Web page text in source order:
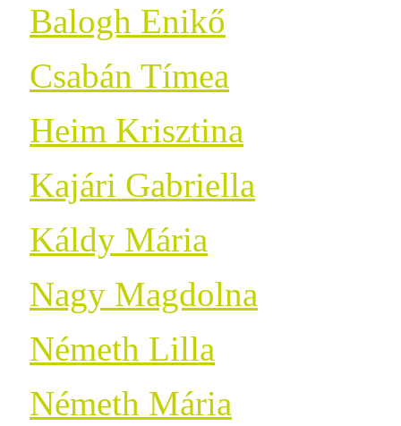
Balogh Enikő
Csabán Tímea
Heim Krisztina
Kajári Gabriella
Káldy Mária
Nagy Magdolna
Németh Lilla
Németh Mária